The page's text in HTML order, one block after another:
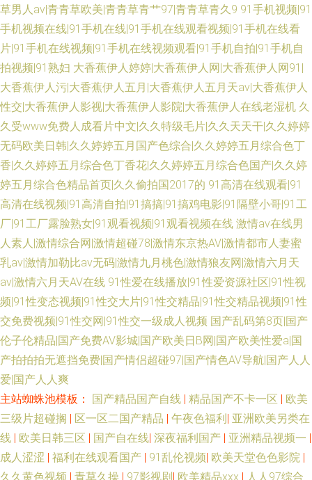
草男人av|青青草欧美|青青草青艹97|青青草青久9 91手机视频|91
手机视频在线|91手机在线|91手机在线观看视频|91手机在线看
片|91手机在线视频|91手机在线视频观看|91手机自拍|91手机自
拍视频|91熟妇 大香蕉伊人婷婷|大香蕉伊人网|大香蕉伊人网91|
大香蕉伊人污|大香蕉伊人五月|大香蕉伊人五月天av|大香蕉伊人
性交|大香蕉伊人影视|大香蕉伊人影院|大香蕉伊人在线老湿机 久
久受www免费人成看片中文|久久特级毛片|久久天天干|久久婷婷
无码欧美日韩|久久婷婷五月国产色综合|久久婷婷五月综合色丁
香|久久婷婷五月综合色丁香花|久久婷婷五月综合色国产|久久婷
婷五月综合色精品首页|久久偷拍国2017的 91高清在线观看|91
高清在线视频|91高清自拍|91搞搞|91搞鸡电影|91隔壁小哥|91工
厂|91工厂露脸熟女|91观看视频|91观看视频在线 激情av在线男
人素人|激情综合网|激情超碰78|激情东京热AV|激情都市人妻蜜
乳av|激情加勒比av无码|激情九月桃色|激情狼友网|激情六月天
av|激情六月天AV在线 91性爱在线播放|91性爱资源社区|91性视
频|91性变态视频|91性交大片|91性交精品|91性交精品视频|91性
交免费视频|91性交网|91性交一级成人视频 国产乱码第8页|国产
伦子伦精品|国产免费AV影城|国产欧美日B网|国产欧美性爱a|国
产拍拍拍无遮挡免费|国产情侣超碰97|国产情色AV导航|国产人人
爱|国产人人爽
主站蜘蛛池模板： 国产精品国产自线 | 精品国产不卡一区 | 欧美
三级片超碰搁 | 区一区二国产精品 | 午夜色福利| 亚洲欧美另类在
线 | 欧美日韩三区 | 国产自在线| 深夜福利国产 | 亚洲精品视频一 |
成人涩涩 | 福利在线观看国产 | 91乱伦视频| 欧美天堂色色影院 |
久久黄色视频 | 青草久操 | 97影视剧| 欧美精品xxx | 人人97综合